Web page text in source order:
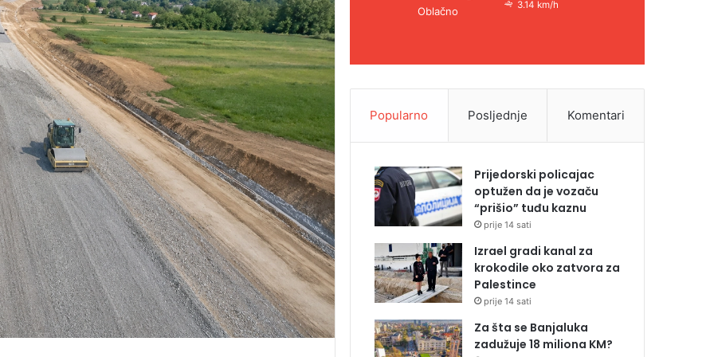
Oblačno
3.14 km/h
Popularno Posljednje Komentari
Prijedorski policajac
optužen da je vozaču
“prišio” tuđu kaznu
prije 14 sati
Izrael gradi kanal za
krokodile oko zatvora za
Palestince
prije 14 sati
Za šta se Banjaluka
zadužuje 18 miliona KM?